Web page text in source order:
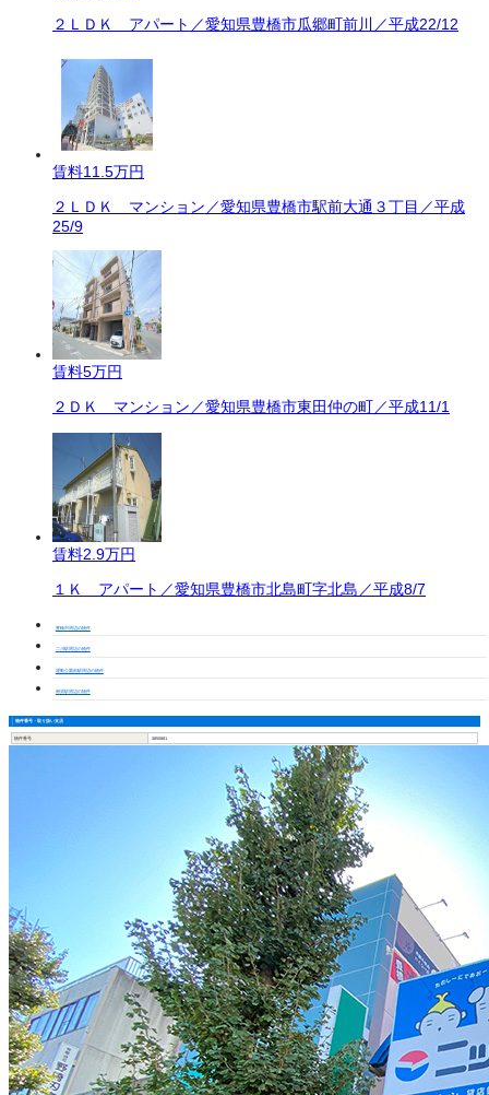
２ＬＤＫ アパート／愛知県豊橋市瓜郷町前川／平成22/12
賃料11.5万円
２ＬＤＫ マンション／愛知県豊橋市駅前大通３丁目／平成
25/9
賃料5万円
２ＤＫ マンション／愛知県豊橋市東田仲の町／平成11/1
賃料2.9万円
１Ｋ アパート／愛知県豊橋市北島町字北島／平成8/7
豊橋市周辺の物件
二川駅周辺の物件
運動公園前駅周辺の物件
南栄駅周辺の物件
物件番号・取り扱い支店
物件番号 3850881